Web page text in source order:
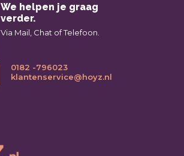
We helpen je graag
verder.
Via Mail, Chat of Telefoon.
0182 -796023
klantenservice@hoyz.nl